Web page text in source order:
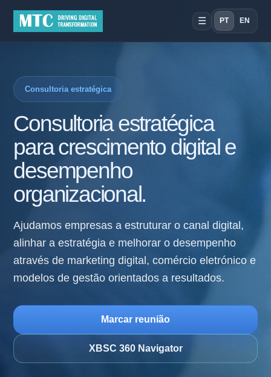
☰ PT EN
Consultoria estratégica
Consultoria estratégica
para crescimento digital e
desempenho
organizacional.
Ajudamos empresas a estruturar o canal digital,
alinhar a estratégia e melhorar o desempenho
através de marketing digital, comércio eletrónico e
modelos de gestão orientados a resultados.
Marcar reunião
XBSC 360 Navigator